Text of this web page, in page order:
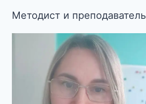
Методист и преподаватель